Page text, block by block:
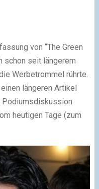
von “The Green
schon seit längerem
Werbetrommel rührte.
längeren Artikel
Podiumsdiskussion
heutigen Tage (zum